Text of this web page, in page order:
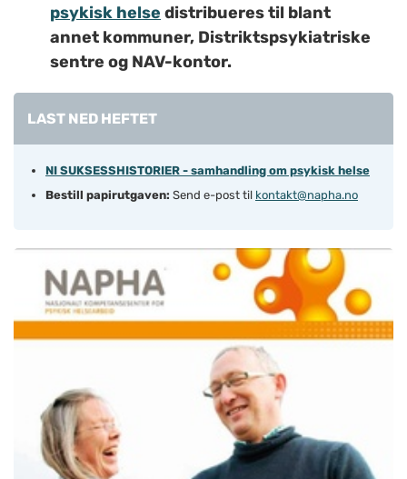
psykisk helse distribueres til blant
annet kommuner, Distriktspsykiatriske
sentre og NAV-kontor.
LAST NED HEFTET
NI SUKSESSHISTORIER - samhandling om psykisk helse
Bestill papirutgaven: Send e-post til kontakt@napha.no